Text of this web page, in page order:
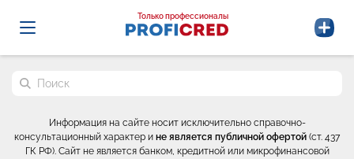
Probrokery - Только профессионалы
Только профессионалы
Поиск по сайту
Информация на сайте носит исключительно справочно-
консультационный характер и не является публичной офертой (ст. 437
ГК РФ). Сайт не является банком, кредитной или микрофинансовой